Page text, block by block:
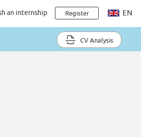
an internship Register EN
CV Analysis